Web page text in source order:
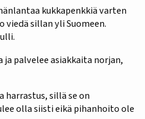
kukkapenkkiä varten
viedä sillan yli Suomeen.
ja palvelee asiakkaita norjan,
sillä se on
olla siisti eikä pihanhoito ole